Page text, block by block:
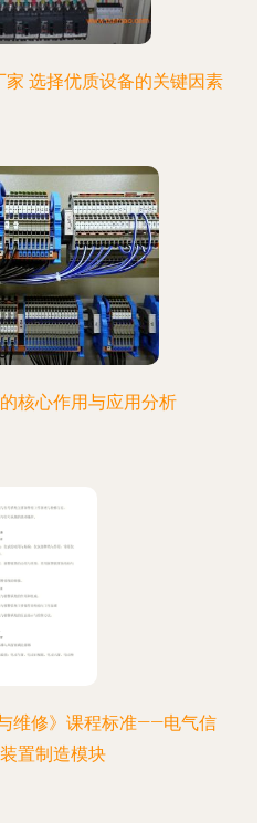
选择优质设备的关键因素
核心作用与应用分析
维修》课程标准——电气信
置制造模块